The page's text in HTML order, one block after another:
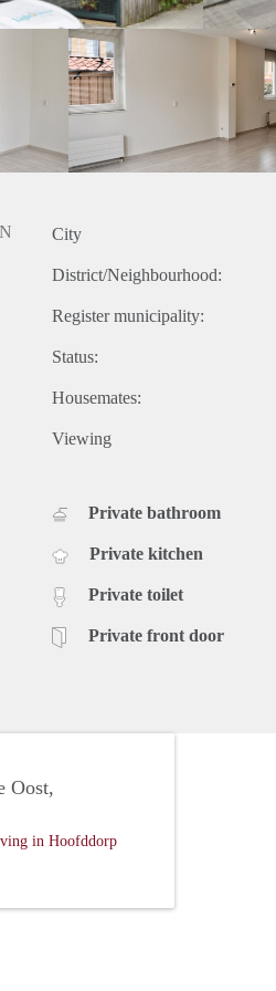
en veel kastruimte.
ruimtebenutting
elektra, tv en internet en
City
District/Neighbourhood:
Register municipality:
Status:
Housemates:
Viewing
Private bathroom
Private kitchen
Private toilet
Private front door
Oost,
in Hoofddorp